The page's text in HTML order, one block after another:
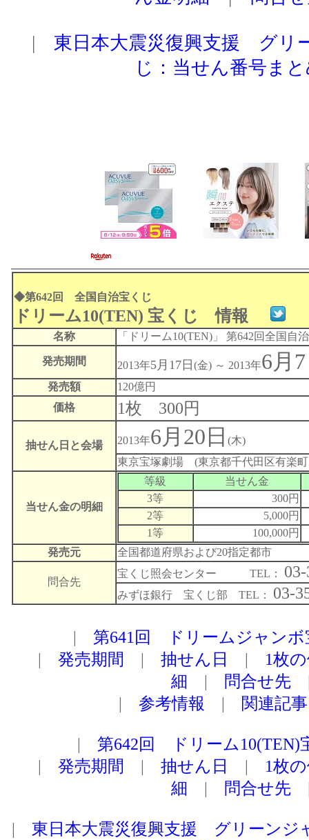
| 東日本大震災復興支援 グリ
じ：当せん番号ま
◆第642回 全国自治宝くじ
ドリーム10(TEN) 宝くじ 情報
名称 「ドリーム10(TEN)」 第642回全国自
発売期間 2013年5月17日 (金) ～ 2013年6月
発売額
120億円
価格
1枚 300円
抽せん日と会場 2013年6月20日 (木)
東京宝塚劇場 (東京都千代田区有楽町
当せん金の明細
等級
当せん金
3等
300円
2等
5,000円
1等
100,000円
発売元
全国都道府県および20指定都市
問合先
宝くじ照会センター TEL：
みずほ銀行 宝くじ部 TEL： 03-
| 第641回 ドリームジャン
| 発売期間 | 抽せん日 | 1枚
細 | 問合せ先
|参考情報 | 関連記
|第642回 ドリーム
| 発売期間 | 抽せん日 | 1枚
細 | 問合せ先
| 東日本大震災復興支援 グリーンジ